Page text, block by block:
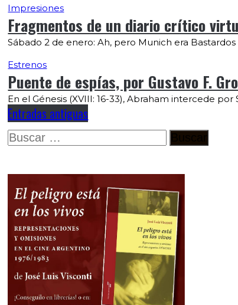
Impresiones
Fragmentos de un diario crítico
Sábado 2 de enero: Ah, pero Munich era
Estrenos
Puente de espías, por Gustavo F.
En el Génesis (XVIII: 16-33), Abraham intercede
Entradas antiguas
Buscar: